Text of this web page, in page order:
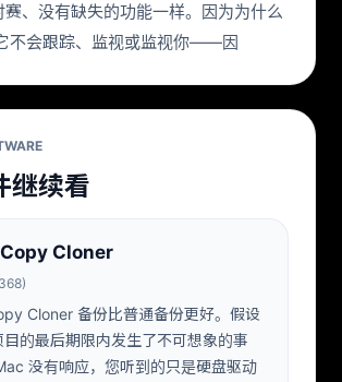
赛、没有缺失的功能一样。因为为什么
不会跟踪、监视或监视你——因
继续看
Cloner
Cloner 备份比普通备份更好。假设
的最后期限内发生了不可想象的事
没有响应，您听到的只是硬盘驱动